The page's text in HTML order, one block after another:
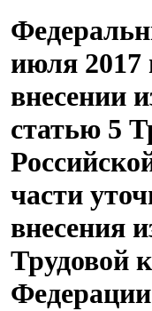
июля
внесении
статью 5
части
внесения
Трудовой